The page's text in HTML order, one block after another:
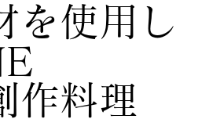
を使用し
作料理